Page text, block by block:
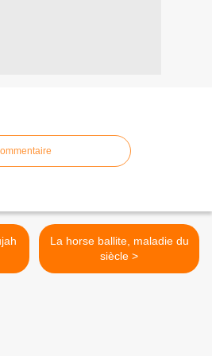
La horse ballite, maladie du
siècle >